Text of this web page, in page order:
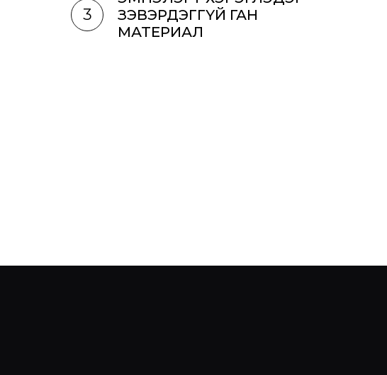
3
ЗЭВЭРДЭГГҮЙ ГАН
МАТЕРИАЛ